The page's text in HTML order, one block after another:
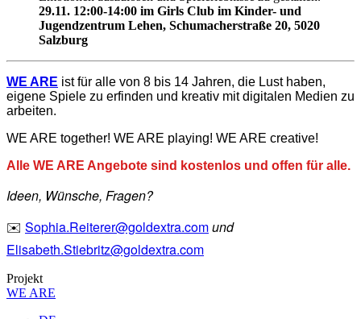
29.11. 12:00-14:00 im Girls Club im Kinder- und
Jugendzentrum Lehen, Schumacherstraße 20, 5020
Salzburg
WE ARE ist für alle von 8 bis 14 Jahren, die Lust haben,
eigene Spiele zu erfinden und kreativ mit digitalen Medien zu
arbeiten.
WE ARE together! WE ARE playing! WE ARE creative!
Alle WE ARE Angebote sind kostenlos und offen für alle.
Ideen, Wünsche, Fragen?
✉️ Sophia.Reiterer@goldextra.comund
Elisabeth.Stiebritz@goldextra.com
Projekt
WE ARE